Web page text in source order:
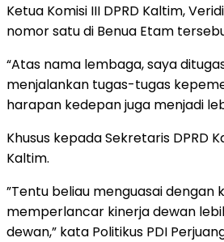
Ketua Komisi III DPRD Kaltim,
nomor satu di Benua Etam
“Atas nama lembaga, saya
menjalankan tugas-tugas
harapan kedepan juga menjadi
Khusus kepada Sekretaris DPRD
Kaltim.
”Tentu beliau menguasai
memperlancar kinerja dewan
dewan,” kata Politikus PDI